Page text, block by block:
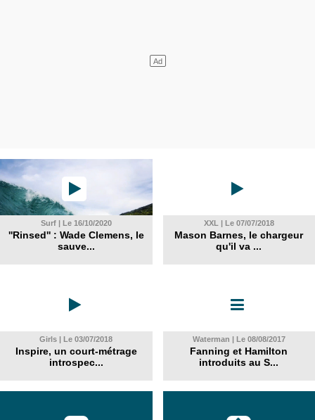
Surf | Le 16/10/2020
''Rinsed'' : Wade Clemens, le
sauve...
XXL | Le 07/07/2018
Mason Barnes, le chargeur
qu'il va ...
Girls | Le 03/07/2018
Inspire, un court-métrage
introspec...
Waterman | Le 08/08/2017
Fanning et Hamilton
introduits au S...